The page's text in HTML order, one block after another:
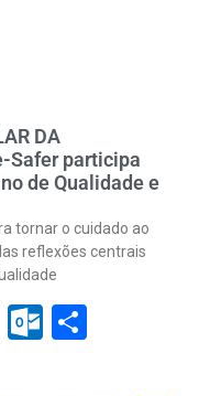
DA
Safer participa
de Qualidade e
tornar o cuidado ao
reflexões centrais
Copy